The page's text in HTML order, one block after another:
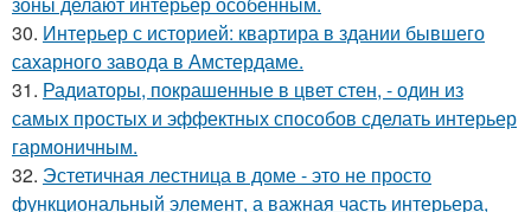
30. Интерьер с историей: квартира в здании бывшего
сахарного завода в Амстердаме.
31. Радиаторы, покрашенные в цвет стен, - один из
самых простых и эффектных способов сделать интерьер
гармоничным.
32. Эстетичная лестница в доме - это не просто
функциональный элемент, а важная часть интерьера,